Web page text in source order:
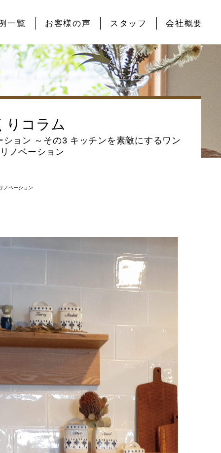
一覧 お客様の声 スタッフ 会社概要
りコラム
ョン ～その3 キッチンを素敵にするワン
ノベーション
ノベーション